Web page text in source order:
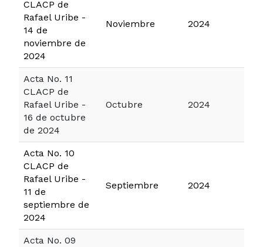
CLACP de
Rafael Uribe -
14 de
noviembre de
2024
Noviembre 2024
Acta No. 11
CLACP de
Rafael Uribe -
16 de octubre
de 2024
Octubre 2024
Acta No. 10
CLACP de
Rafael Uribe -
11 de
septiembre de
2024
Septiembre 2024
Acta No. 09